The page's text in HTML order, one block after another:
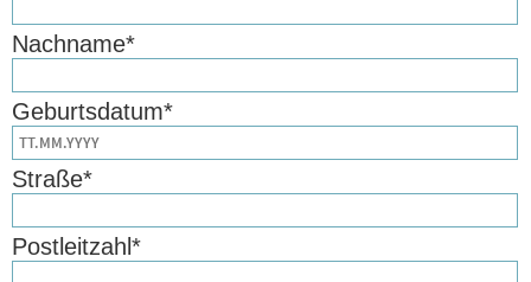
Nachname*
Geburtsdatum*
Straße*
Postleitzahl *